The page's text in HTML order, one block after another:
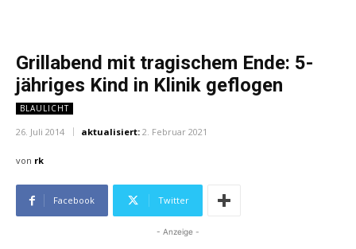
Grillabend mit tragischem Ende: 5-
jähriges Kind in Klinik geflogen
BLAULICHT
26. Juli 2014 aktualisiert: 2. Februar 2021
von rk
Facebook Twitter
- Anzeige -